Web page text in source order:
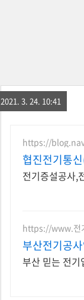
2021. 3. 24. 10:41
https://
협진전기통
전기증설공사,
https://www.전
부산전기공
부산 믿는 전